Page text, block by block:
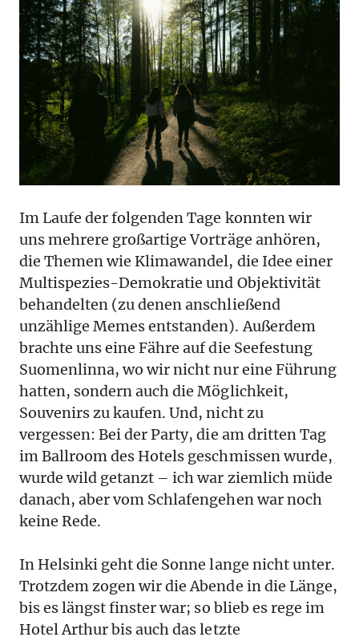
Im Laufe der folgenden Tage konnten wir
uns mehrere großartige Vorträge anhören,
die Themen wie Klimawandel, die Idee einer
Multispezies-Demokratie und Objektivität
behandelten (zu denen anschließend
unzählige Memes entstanden). Außerdem
brachte uns eine Fähre auf die Seefestung
Suomenlinna, wo wir nicht nur eine Führung
hatten, sondern auch die Möglichkeit,
Souvenirs zu kaufen. Und, nicht zu
vergessen: Bei der Party, die am dritten Tag
im Ballroom des Hotels geschmissen wurde,
wurde wild getanzt – ich war ziemlich müde
danach, aber vom Schlafengehen war noch
keine Rede.
In Helsinki geht die Sonne lange nicht unter.
Trotzdem zogen wir die Abende in die Länge,
bis es längst finster war; so blieb es rege im
Hotel Arthur bis auch das letzte